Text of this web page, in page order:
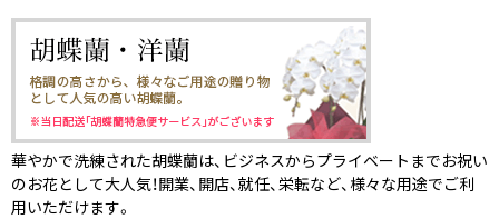
華やかで洗練された胡蝶蘭は、ビジネスからプライベートまでお祝い
のお花として大人気！開業、開店、就任、栄転など、様々な用途でご利
用いただけます。